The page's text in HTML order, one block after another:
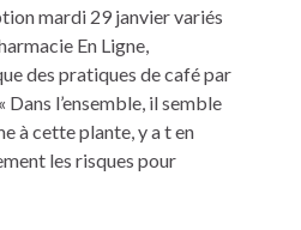
mardi 29 janvier variés
En Ligne,
des pratiques de café par
l’ensemble, il semble
à cette plante, y a t en
les risques pour